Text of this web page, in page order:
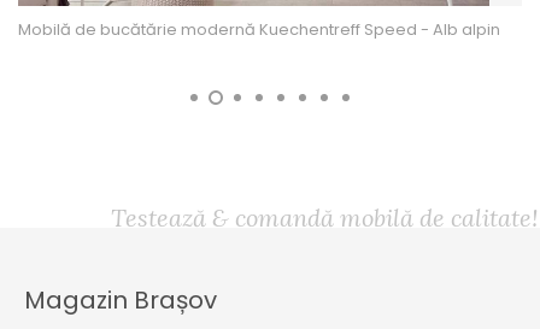
Mobilă de bucătărie modernă Kuechentreff Speed - Alb alpin
Testează & comandă mobilă de calitate!
Magazin Brașov